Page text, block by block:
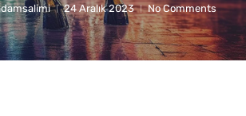
24 Aralık 2023 No Comments